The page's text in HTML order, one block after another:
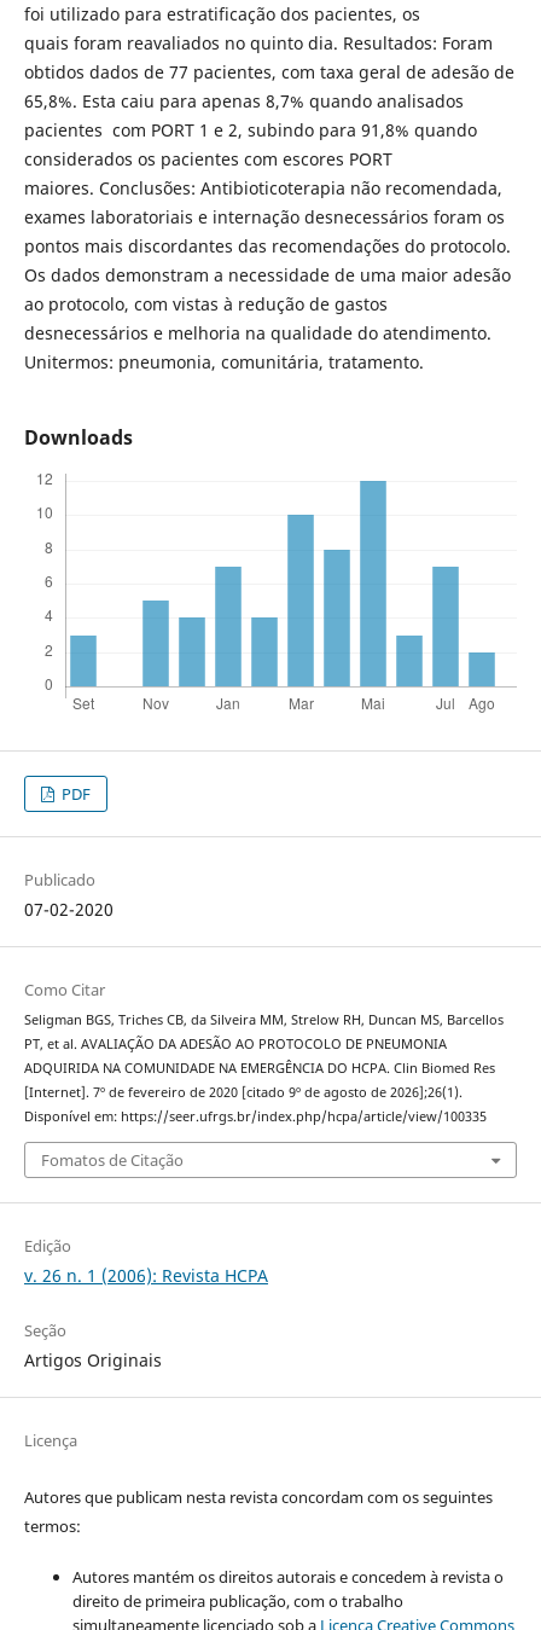
foi utilizado para estratificação dos pacientes, os
quais foram reavaliados no quinto dia. Resultados: Foram
obtidos dados de 77 pacientes, com taxa geral de adesão de
65,8%. Esta caiu para apenas 8,7% quando analisados
pacientes com PORT 1 e 2, subindo para 91,8% quando
considerados os pacientes com escores PORT
maiores. Conclusões: Antibioticoterapia não recomendada,
exames laboratoriais e internação desnecessários foram os
pontos mais discordantes das recomendações do protocolo.
Os dados demonstram a necessidade de uma maior adesão
ao protocolo, com vistas à redução de gastos
desnecessários e melhoria na qualidade do atendimento.
Unitermos: pneumonia, comunitária, tratamento.
Downloads
PDF
Publicado
07-02-2020
Como Citar
Seligman BGS, Triches CB, da Silveira MM, Strelow RH, Duncan MS, Barcellos
PT, et al. AVALIAÇÃO DA ADESÃO AO PROTOCOLO DE PNEUMONIA
ADQUIRIDA NA COMUNIDADE NA EMERGÊNCIA DO HCPA. Clin Biomed Res
[Internet]. 7º de fevereiro de 2020 [citado 9º de agosto de 2026];26(1).
Disponível em: https://seer.ufrgs.br/index.php/hcpa/article/view/100335
Fomatos de Citação
Edição
v. 26 n. 1 (2006): Revista HCPA
Seção
Artigos Originais
Licença
Autores que publicam nesta revista concordam com os seguintes
termos:
Autores mantém os direitos autorais e concedem à revista o
direito de primeira publicação, com o trabalho
simultaneamente licenciado sob a Licença Creative Commons